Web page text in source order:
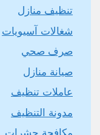
تنظيف منازل
شغالات آسيويات
صرف صحي
صيانة منازل
عاملات تنظيف
مدونة التنظيف